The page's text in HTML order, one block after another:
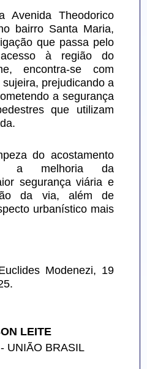
Avenida Theodorico
bairro Santa Maria,
que passa pelo
à região do
encontra-se com
prejudicando a
a segurança
que utilizam
do acostamento
a melhoria da
segurança viária e
da via, além de
urbanístico mais
Modenezi, 19
LEITE
UNIÃO BRASIL